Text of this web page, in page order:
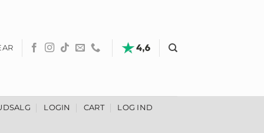
LOGIN CART LOG IND